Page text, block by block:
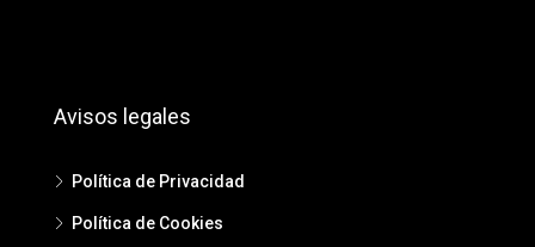
Avisos legales
Política de Privacidad
Política de Cookies